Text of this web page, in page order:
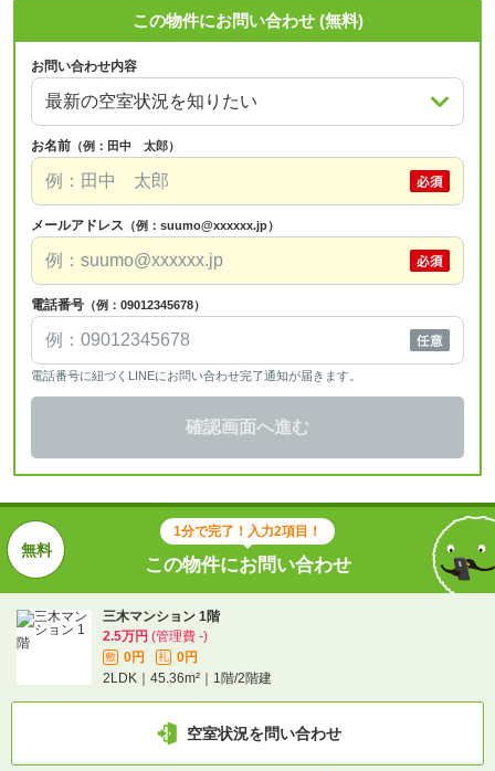
この物件にお問い合わせ (無料)
お問い合わせ内容
お名前 （例：田中 太郎）
メールアドレス （例：suumo@xxxxxx.jp）
電話番号 （例：09012345678）
電話番号に紐づくLINEにお問い合わせ完了通知が届きます。
確認画面へ進む
1分で完了！入力2項目！
この物件にお問い合わせ
三木マンション 1階
2.5万円 (管理費 -)
敷 0円 礼
0円
2LDK｜45.36m²｜1階/2階建
空室状況を問い合わせ